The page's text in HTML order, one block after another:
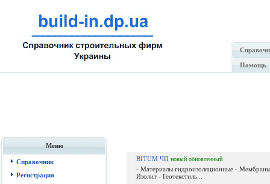
Помощь
Меню
Справочник
Регистрация
BITUM ЧП новый обновленный
- Материалы гидроизоляционные -
Изолит - Геотекстиль...